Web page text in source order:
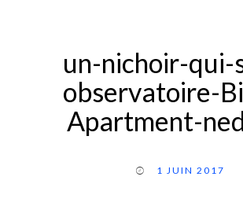
un-nichoir-qui-
observatoire-
Apartment-
1 JUIN 2017